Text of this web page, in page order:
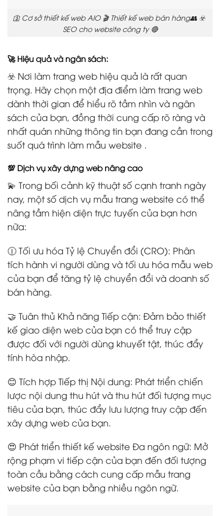
🛐 Cơ sở thiết kế web AIO 🎬 Thiết kế web bán hàng👥 ☣️
SEO cho website công ty 🔴
🚀 Hiệu quả và ngân sách:
☣️ Nơi làm trang web hiệu quả là rất quan
trọng. Hãy chọn một địa điểm làm trang web
dành thời gian để hiểu rõ tầm nhìn và ngân
sách của bạn, đồng thời cung cấp rõ ràng và
nhất quán những thông tin bạn đang cần trong
suốt quá trình làm mẫu website .
💯 Dịch vụ xây dựng web nâng cao
💫 Trong bối cảnh kỹ thuật số cạnh tranh ngày
nay, một số dịch vụ mẫu trang website có thể
nâng tầm hiện diện trực tuyến của bạn hơn
nữa:
🕧 Tối ưu hóa Tỷ lệ Chuyển đổi (CRO): Phân
tích hành vi người dùng và tối ưu hóa mẫu web
của bạn để tăng tỷ lệ chuyển đổi và doanh số
bán hàng.
🤝 Tuân thủ Khả năng Tiếp cận: Đảm bảo thiết
kế giao diện web của bạn có thể truy cập
được đối với người dùng khuyết tật, thúc đẩy
tính hòa nhập.
😊 Tích hợp Tiếp thị Nội dung: Phát triển chiến
lược nội dung thu hút và thu hút đối tượng mục
tiêu của bạn, thúc đẩy lưu lượng truy cập đến
xây dựng web của bạn.
😍 Phát triển thiết kế website Đa ngôn ngữ: Mở
rộng phạm vi tiếp cận của bạn đến đối tượng
toàn cầu bằng cách cung cấp mẫu trang
website của bạn bằng nhiều ngôn ngữ.